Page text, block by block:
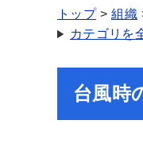
トップ 組織
カテゴリを
台風時